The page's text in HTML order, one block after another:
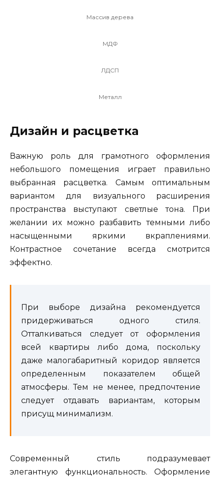
Массив дерева
МДФ
ЛДСП
Металл
Дизайн и расцветка
Важную роль для грамотного оформления
небольшого помещения играет правильно
выбранная расцветка. Самым оптимальным
вариантом для визуального расширения
пространства выступают светлые тона. При
желании их можно разбавить темными либо
насыщенными яркими вкраплениями.
Контрастное сочетание всегда смотрится
эффектно.
При выборе дизайна рекомендуется
придерживаться одного стиля.
Отталкиваться следует от оформления
всей квартиры либо дома, поскольку
даже малогабаритный коридор является
определенным показателем общей
атмосферы. Тем не менее, предпочтение
следует отдавать вариантам, которым
присущ минимализм.
Современный стиль подразумевает
элегантную функциональность. Оформление